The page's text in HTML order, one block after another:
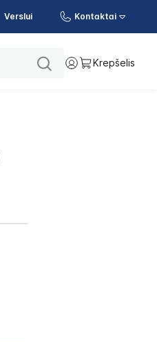
Verslui Kontaktai
Krepšelis